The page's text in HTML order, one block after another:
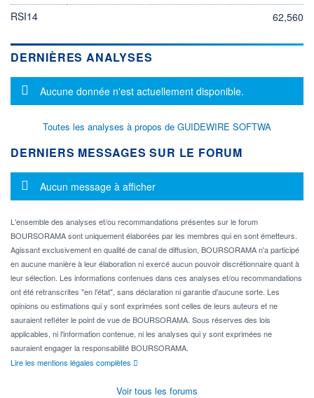
RSI14
62,560
DERNIÈRES ANALYSES
Message d'information
Aucune donnée n'est actuellement disponible.
Toutes les analyses à propos de GUIDEWIRE SOFTWA
DERNIERS MESSAGES SUR LE FORUM
Message d'information
Aucun message à afficher
L'ensemble des analyses et/ou recommandations présentes sur le forum
BOURSORAMA sont uniquement élaborées par les membres qui en sont émetteurs.
Agissant exclusivement en qualité de canal de diffusion, BOURSORAMA n'a participé
en aucune manière à leur élaboration ni exercé aucun pouvoir discrétionnaire quant à
leur sélection. Les informations contenues dans ces analyses et/ou recommandations
ont été retranscrites "en l'état", sans déclaration ni garantie d'aucune sorte. Les
opinions ou estimations qui y sont exprimées sont celles de leurs auteurs et ne
sauraient refléter le point de vue de BOURSORAMA. Sous réserves des lois
applicables, ni l'information contenue, ni les analyses qui y sont exprimées ne
sauraient engager la responsabilité BOURSORAMA.
Lire les mentions légales complètes
Voir tous les forums